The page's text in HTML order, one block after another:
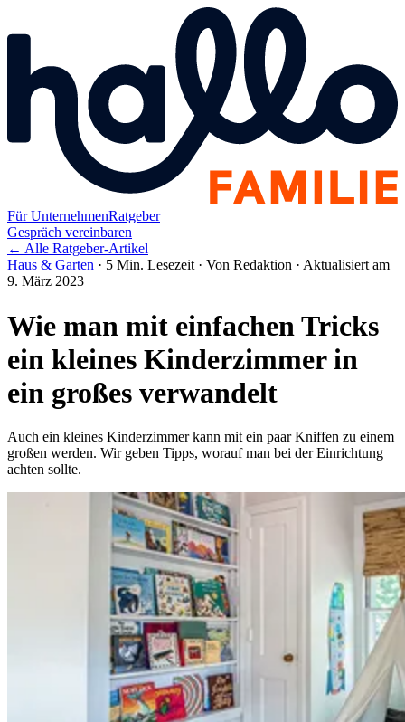
Für UnternehmenRatgeber
Gespräch vereinbaren
← Alle Ratgeber-Artikel
Haus & Garten · 5 Min. Lesezeit · Von Redaktion · Aktualisiert am
9. März 2023
Wie man mit einfachen Tricks
ein kleines Kinderzimmer in
ein großes verwandelt
Auch ein kleines Kinderzimmer kann mit ein paar Kniffen zu einem
großen werden. Wir geben Tipps, worauf man bei der Einrichtung
achten sollte.